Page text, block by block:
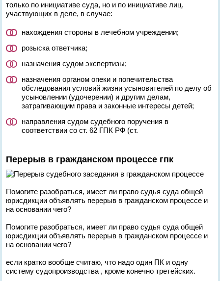
только по инициативе суда, но и по инициативе лиц,
участвующих в деле, в случае:
нахождения стороны в лечебном учреждении;
розыска ответчика;
назначения судом экспертизы;
назначения органом опеки и попечительства
обследования условий жизни усыновителей по делу об
усыновлении (удочерении) и другим делам,
затрагивающим права и законные интересы детей;
направления судом судебного поручения в
соответствии со ст. 62 ГПК РФ (ст.
Перерыв в гражданском процессе гпк
Помогите разобраться, имеет ли право судья суда общей
юрисдикции объявлять перерыв в гражданском процессе и
на основании чего?
Помогите разобраться, имеет ли право судья суда общей
юрисдикции объявлять перерыв в гражданском процессе и
на основании чего?
если кратко вообще считаю, что надо один ПК и одну
систему судопроизводства , кроме конечно третейских.